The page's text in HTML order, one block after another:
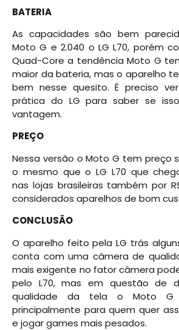
BATERIA
As capacidades são bem
Moto G e 2.040 o LG L70, porém
Quad-Core a tendência Moto G
maior da bateria, mas o aparelho
bem nesse quesito. É preciso
prática do LG para saber se
vantagem.
PREÇO
Nessa versão o Moto G tem preço
o mesmo que o LG L70 que
nas lojas brasileiras também por
considerados aparelhos de bom
CONCLUSÃO
O aparelho feito pela LG trás
conta com uma câmera de
mais exigente no fator câmera
pelo L70, mas em questão de
qualidade da tela o Moto G
principalmente para quem quer
e jogar games mais pesados.